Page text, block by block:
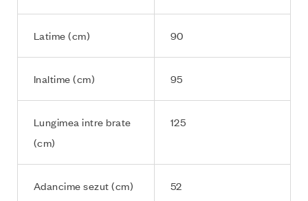
Latime (cm) 90
Inaltime (cm) 95
Lungimea intre brate
(cm)
125
Adancime sezut (cm) 52